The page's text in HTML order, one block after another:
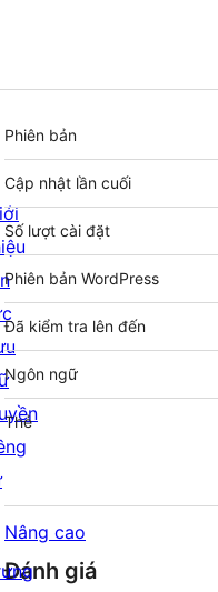
Meta
Phiên bản
Cập nhật lần cuối
Số lượt cài đặt
Phiên bản WordPress
Đã kiểm tra lên đến
Ngôn ngữ
Thẻ
Nâng cao
Đánh giá